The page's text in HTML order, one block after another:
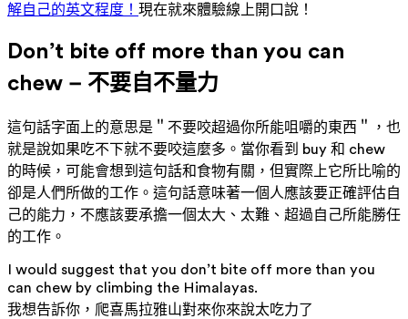
解自己的英文程度！ 現在就來體驗線上開口說！
Don’t bite off more than you can
chew – 不要自不量力
這句話字面上的意思是＂不要咬超過你所能咀嚼的東西＂，也
就是說如果吃不下就不要咬這麼多。當你看到 buy 和 chew
的時候，可能會想到這句話和食物有關，但實際上它所比喻的
卻是人們所做的工作。這句話意味著一個人應該要正確評估自
己的能力，不應該要承擔一個太大、太難、超過自己所能勝任
的工作。
I would suggest that you don’t bite off more than you
can chew by climbing the Himalayas.
我想告訴你，爬喜馬拉雅山對來你來說太吃力了